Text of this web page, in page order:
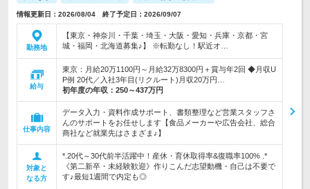
情報更新日：2026/08/04 終了予定日：2026/09/07
勤務地
【東京・神奈川・千葉・埼玉・大阪・愛知・兵庫・京都・宮
城・福岡・北海道募集♪】 ※転勤なし！駅近オ…
給与
東京：月給20万1100円～月給32万8300円＋賞与年2回 ◆月収U
P例 20代／入社3年目(リクルート)月収20万円…
初年度の年収： 250～437万円
仕事内容
データ入力・資料作成サポート、書類整理など営業スタッフさ
んのサポートをお任せします【食品メーカーや広告会社、総合
商社など就業先はさまざま♪】
対象と
なる方
*.20代～30代前半活躍中！産休・育休取得率&復職率100% .*
《第二新卒・未経験歓迎》作りこんだ志望動機・自己は不要で
す♪最短1週間で内定も◎